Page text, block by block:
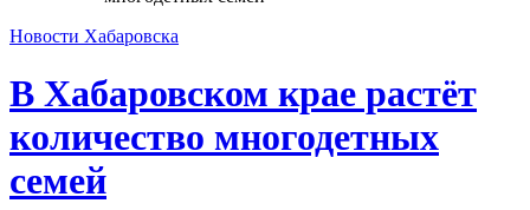
Новости Хабаровска
В Хабаровском крае растёт
количество многодетных
семей